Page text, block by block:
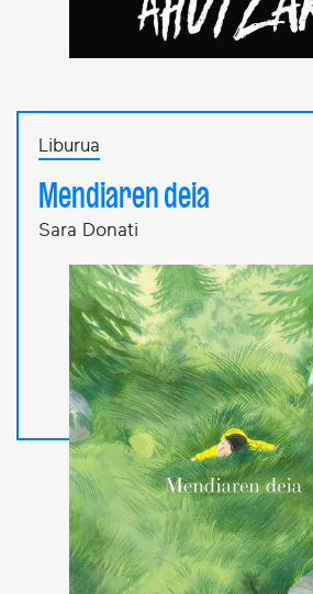
Liburua
Mendiaren deia
Sara Donati